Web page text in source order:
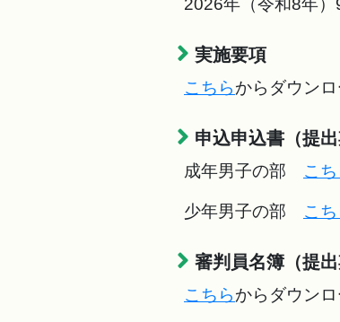
2026年（令和8年）
実施要項
こちらからダウン
申込申込書（提
成年男子の部 こち
少年男子の部 こち
審判員名簿（提
こちらからダウン